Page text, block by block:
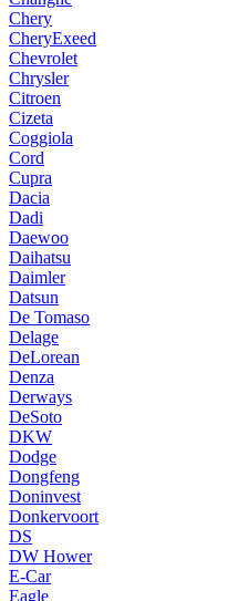
Chery
CheryExeed
Chevrolet
Chrysler
Citroen
Cizeta
Coggiola
Cord
Cupra
Dacia
Dadi
Daewoo
Daihatsu
Daimler
Datsun
De Tomaso
Delage
DeLorean
Denza
Derways
DeSoto
DKW
Dodge
Dongfeng
Doninvest
Donkervoort
DS
DW Hower
E-Car
Eagle